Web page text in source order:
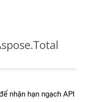
nhận hạn ngạch API